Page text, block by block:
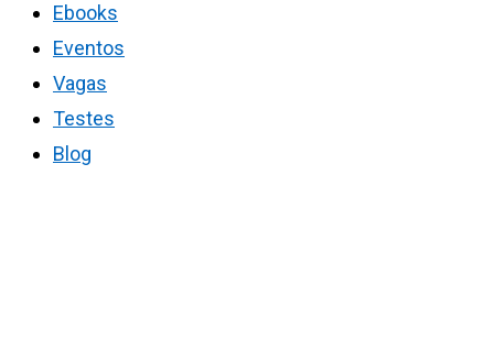
Ebooks
Eventos
Vagas
Testes
Blog